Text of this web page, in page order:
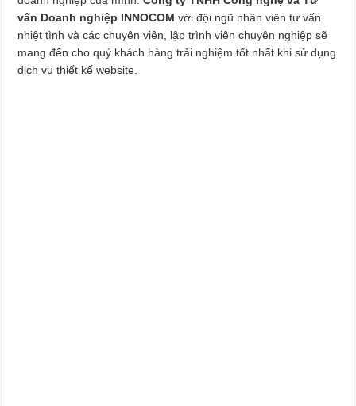
vấn Doanh nghiệp INNOCOMvới đội ngũ nhân viên tư vấn
nhiệt tình và các chuyên viên, lập trình viên chuyên nghiệp sẽ
mang đến cho quý khách hàng trải nghiệm tốt nhất khi sử dụng
dịch vụ thiết kế website.